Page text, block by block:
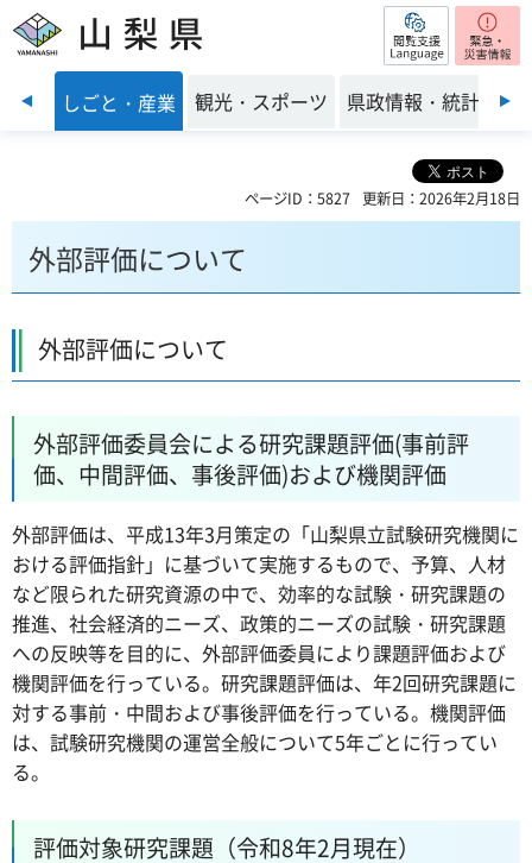
山梨県 閲覧支援
前のスライドを表示
境 しごと・産業 観光・スポーツ 県政情報・統計
ページID：5827 更新日：2026年2月18日
外部評価について
外部評価について
外部評価委員会による研究課題評価(事前評
価、中間評価、事後評価)および機関評価
外部評価は、平成13年3月策定の「山梨県立試験研究機関に
おける評価指針」に基づいて実施するもので、予算、人材
など限られた研究資源の中で、効率的な試験・研究課題の
推進、社会経済的ニーズ、政策的ニーズの試験・研究課題
への反映等を目的に、外部評価委員により課題評価および
機関評価を行っている。研究課題評価は、年2回研究課題に
対する事前・中間および事後評価を行っている。機関評価
は、試験研究機関の運営全般について5年ごとに行ってい
る。
評価対象研究課題（令和8年2月現在）